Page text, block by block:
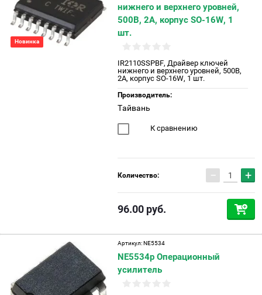
Новинка
нижнего и верхнего уровней,
500В, 2А, корпус SO-16W, 1
шт.
IR2110SSPBF, Драйвер ключей
нижнего и верхнего уровней, 500В,
2А, корпус SO-16W, 1 шт.
Производитель:
Тайвань
К сравнению
Количество: − +
96.00 руб.
Артикул:NE5534
NE5534р Операционный
усилитель